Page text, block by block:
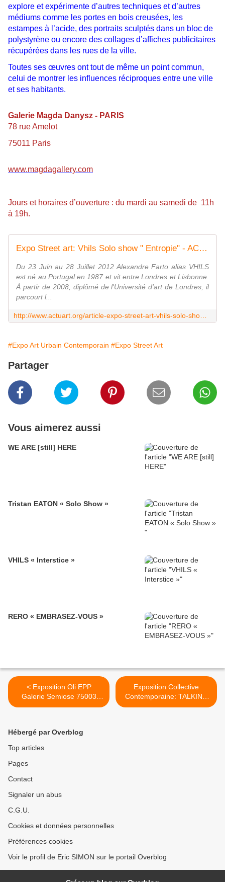
explore et expérimente d’autres techniques et d’autres
médiums comme les portes en bois creusées, les
estampes à l’acide, des portraits sculptés dans un bloc de
polystyrène ou encore des collages d’affiches publicitaires
récupérées dans les rues de la ville.
Toutes ses œuvres ont tout de même un point commun,
celui de montrer les influences réciproques entre une ville
et ses habitants.
Galerie Magda Danysz - PARIS
78 rue Amelot
75011 Paris
www.magdagallery.com
Jours et horaires d’ouverture : du mardi au samedi de 11h
à 19h.
Expo Street art: Vhils Solo show " Entropie" - ACTUART by Eric SIMON
Du 23 Juin au 28 Juillet 2012 Alexandre Farto alias VHILS
est né au Portugal en 1987 et vit entre Londres et Lisbonne.
À partir de 2008, diplômé de l'Université d'art de Londres, il
parcourt l...
http://www.actuart.org/article-expo-street-art-vhils-solo-show-entropie-107329656.html
#Expo Art Urbain Contemporain #Expo Street Art
Partager
Vous aimerez aussi
WE ARE [still] HERE
Tristan EATON « Solo Show »
VHILS « Interstice »
RERO « EMBRASEZ-VOUS »
< Exposition Oli EPP
Galerie Semiose 75003
Paris #oliepp
Exposition Collective
Contemporaine: TALKING
ABOUT A REVOLUTION ! >
Hébergé par Overblog
Top articles
Pages
Contact
Signaler un abus
C.G.U.
Cookies et données personnelles
Préférences cookies
Voir le profil de Eric SIMON sur le portail Overblog